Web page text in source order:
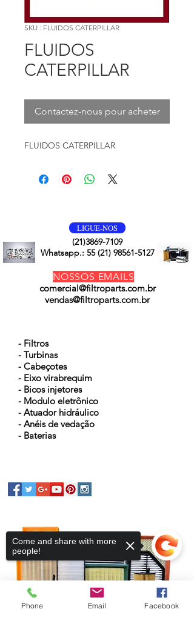
SKU : FLUIDOS CATERPILLAR
FLUIDOS
CATERPILLAR
Contactez-nous pour acheter
FLUIDOS CATERPILLAR
LIGUE-NOS
(21)3869-7109
Whatsapp.: 55 (21) 98561-5127
NOSSOS EMAILS
comercial@filtroparts.com.br
vendas@filtroparts.com.br
- Filtros
- Turbinas
- Cabeçotes
- Eixo virabrequim
- Bicos injetores
- Modulo eletrônico
- Atuador hidráulico
- Anéis de vedação
- Baterias
Phone Email Facebook
Come and share with more
people!